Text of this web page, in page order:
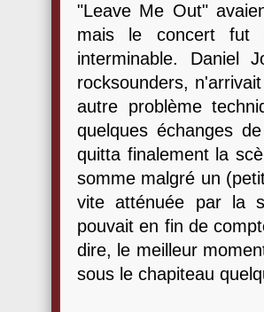
"Leave Me Out"
mais le concert fut
interminable. Daniel
rocksounders,
autre problème
quelques échanges
quitta finalement la
somme malgré un
vite atténuée par la
pouvait en fin de
dire, le meilleur
sous le chapiteau